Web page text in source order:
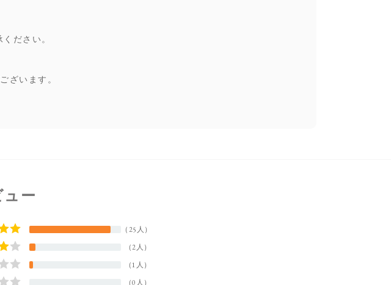
ださい。
ざいます。
ー